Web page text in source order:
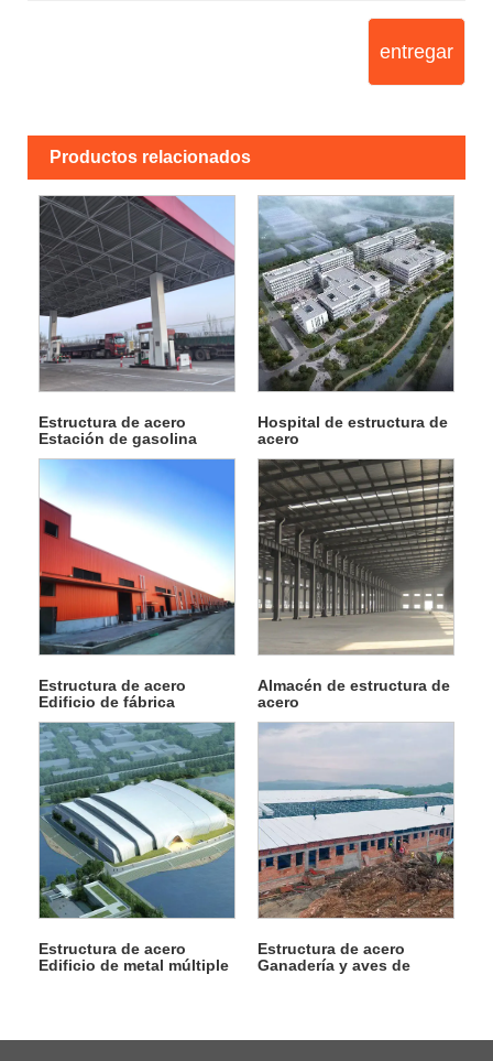
entregar
Productos relacionados
Estructura de acero
Estación de gasolina
Hospital de estructura de
acero
Estructura de acero
Edificio de fábrica
Almacén de estructura de
acero
Estructura de acero
Edificio de metal múltiple
Estructura de acero
Ganadería y aves de